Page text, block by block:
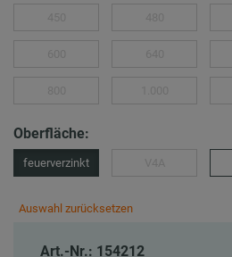
Oberfläche:
feuerverzinkt
Auswahl zurücksetzen
Art.-Nr.: 154212